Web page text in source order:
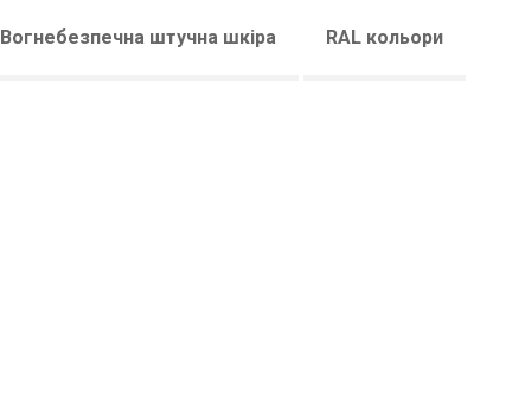
Вогнебезпечна штучна шкіра RAL кольори